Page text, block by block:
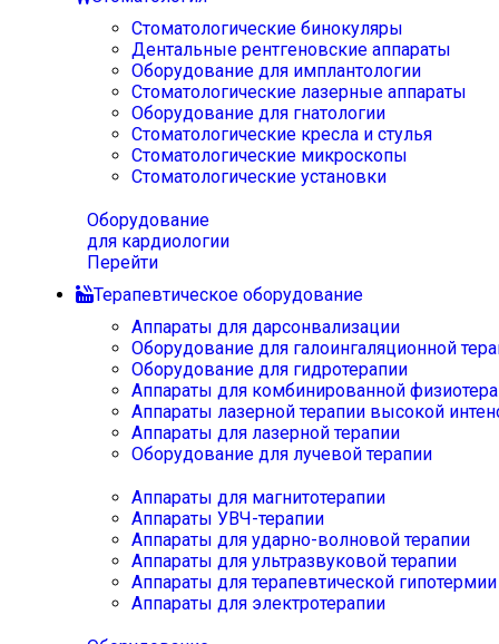
Стоматологические бинокуляры
Дентальные рентгеновские аппараты
Оборудование для имплантологии
Стоматологические лазерные аппараты
Оборудование для гнатологии
Стоматологические кресла и стулья
Стоматологические микроскопы
Стоматологические установки
Оборудование
для кардиологии
Перейти
Терапевтическое оборудование
Аппараты для дарсонвализации
Оборудование для галоингаляционной
Оборудование для гидротерапии
Аппараты для комбинированной
Аппараты лазерной терапии высокой
Аппараты для лазерной терапии
Оборудование для лучевой терапии
Аппараты для магнитотерапии
Аппараты УВЧ-терапии
Аппараты для ударно-волновой терапии
Аппараты для ультразвуковой терапии
Аппараты для терапевтической
Аппараты для электротерапии